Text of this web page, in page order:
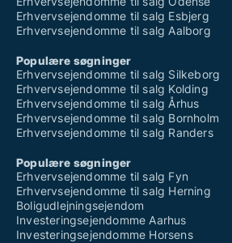
Erhvervsejendomme til salg Esbjerg
Erhvervsejendomme til salg Aalborg
Populære søgninger
Erhvervsejendomme til salg Silkeborg
Erhvervsejendomme til salg Kolding
Erhvervsejendomme til salg Århus
Erhvervsejendomme til salg Bornholm
Erhvervsejendomme til salg Randers
Populære søgninger
Erhvervsejendomme til salg Fyn
Erhvervsejendomme til salg Herning
Boligudlejningsejendom
Investeringsejendomme Aarhus
Investeringsejendomme Horsens